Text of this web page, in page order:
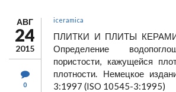
АВГ
24
2015
0
iceramica
ПЛИТКИ И ПЛИТЫ
Определение
пористости, кажущейся
плотности. Немецкое
3:1997 (ISO 10545-3:1995)